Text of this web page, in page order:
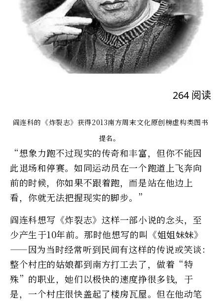
264 阅读
阎连科的《炸裂志》获得2013南方周末文化原创榜虚构类图书
提名。
“想象力跑不过现实的传奇和丰富，但你不能因
此退场和停赛。如同运动员在一个跑道上飞奔向
前的时候，你如果不跟着跑，而是站在他边上
看，你就无法把握现实的脚步。”
阎连科想写《炸裂志》这样一部小说的念头，至
少产生于10年前。那时他想写的叫《姐姐妹妹》
——因为当时经常听到民间有这样的传说或笑谈：
整个村庄的姑娘都到南方打工去了，做着“特
殊”的职业，她们以极快的速度挣很多钱，于
是，一个村庄很快盖起了楼房瓦屋。但在他动笔